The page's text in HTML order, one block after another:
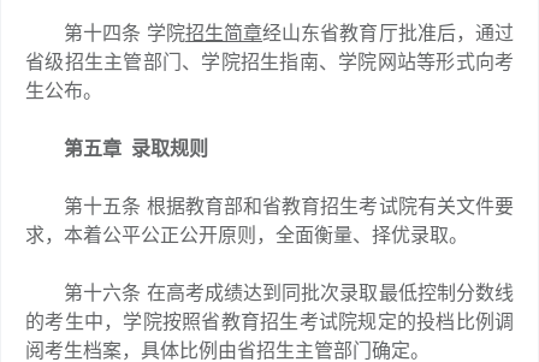
第十四条 学院招生简章经山东省教育厅批准后，通过
省级招生主管部门、学院招生指南、学院网站等形式向考
生公布。
第五章 录取规则
第十五条 根据教育部和省教育招生考试院有关文件要
求，本着公平公正公开原则，全面衡量、择优录取。
第十六条 在高考成绩达到同批次录取最低控制分数线
的考生中，学院按照省教育招生考试院规定的投档比例调
阅考生档案，具体比例由省招生主管部门确定。